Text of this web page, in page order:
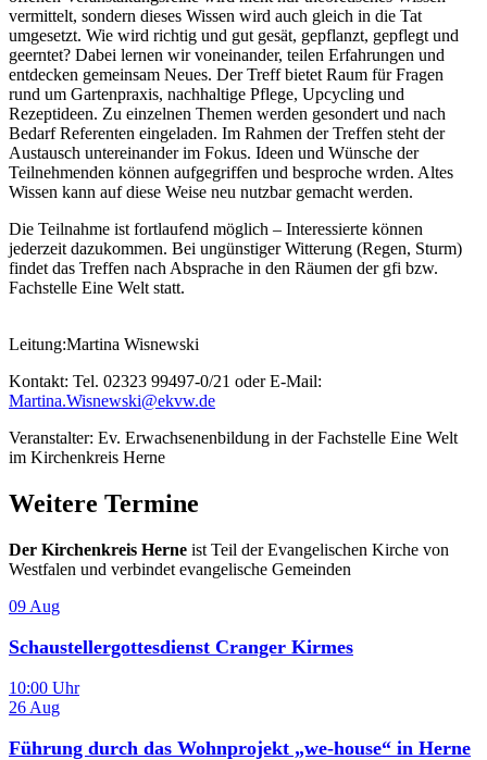
vermittelt, sondern dieses Wissen wird auch gleich in die Tat
umgesetzt. Wie wird richtig und gut gesät, gepflanzt, gepflegt und
geerntet? Dabei lernen wir voneinander, teilen Erfahrungen und
entdecken gemeinsam Neues. Der Treff bietet Raum für Fragen
rund um Gartenpraxis, nachhaltige Pflege, Upcycling und
Rezeptideen. Zu einzelnen Themen werden gesondert und nach
Bedarf Referenten eingeladen. Im Rahmen der Treffen steht der
Austausch untereinander im Fokus. Ideen und Wünsche der
Teilnehmenden können aufgegriffen und besproche wrden. Altes
Wissen kann auf diese Weise neu nutzbar gemacht werden.
Die Teilnahme ist fortlaufend möglich – Interessierte können
jederzeit dazukommen. Bei ungünstiger Witterung (Regen, Sturm)
findet das Treffen nach Absprache in den Räumen der gfi bzw.
Fachstelle Eine Welt statt.
Leitung:Martina Wisnewski
Kontakt: Tel. 02323 99497-0/21 oder E-Mail:
Martina.Wisnewski@ekvw.de
Veranstalter: Ev. Erwachsenenbildung in der Fachstelle Eine Welt
im Kirchenkreis Herne
Weitere Termine
Der Kirchenkreis Herne ist Teil der Evangelischen Kirche von
Westfalen und verbindet evangelische Gemeinden
09 Aug
Schaustellergottesdienst Cranger Kirmes
10:00 Uhr
26 Aug
Führung durch das Wohnprojekt „we-house“ in Herne